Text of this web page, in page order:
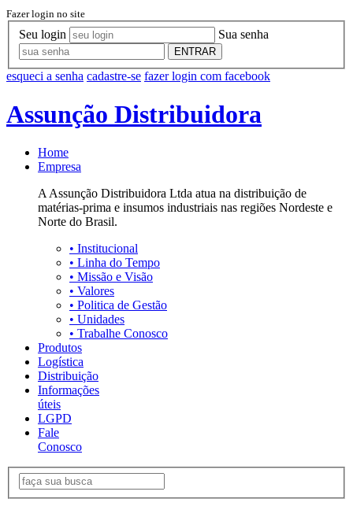
Fazer login no site
Seu login Sua senha
ENTRAR
esqueci a senha cadastre-se fazer login com facebook
Assunção Distribuidora
Home
Empresa
A Assunção Distribuidora Ltda atua na distribuição de
matérias-prima e insumos industriais nas regiões Nordeste e
Norte do Brasil.
• Institucional
• Linha do Tempo
• Missão e Visão
• Valores
• Politica de Gestão
• Unidades
• Trabalhe Conosco
Produtos
Logística
Distribuição
Informações
úteis
LGPD
Fale
Conosco